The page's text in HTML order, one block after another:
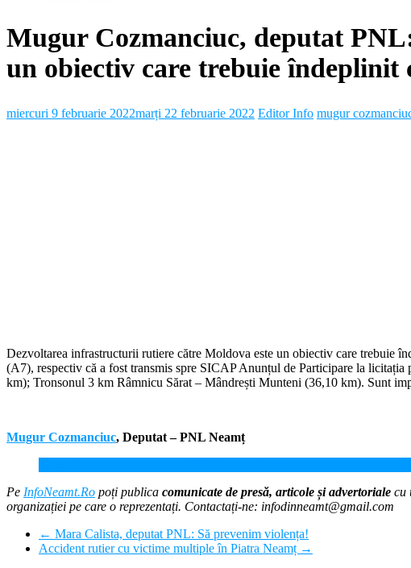
Mugur Cozmanciuc, deputat
un obiectiv care trebuie îndeplinit
miercuri 9 februarie 2022marți 22 februarie 2022 Editor Info mugur
Dezvoltarea infrastructurii rutiere către Moldova este un obiectiv care trebuie
(A7), respectiv că a fost transmis spre SICAP Anunțul de Participare la
km); Tronsonul 3 km Râmnicu Sărat – Mândrești Munteni (36,10 km). Sunt
Mugur Cozmanciuc, Deputat – PNL Neamț
Pe InfoNeamt.Ro poți publica comunicate de presă, articole și advertoriale cu
organizației pe care o reprezentați. Contactați-ne: infodinneamt@gmail.com
← Mara Calista, deputat PNL: Să prevenim violența!
Accident rutier cu victime multiple în Piatra Neamț →